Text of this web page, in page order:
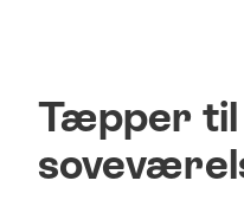
Tæpper til